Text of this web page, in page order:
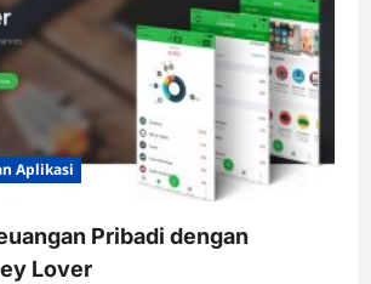
Aplikasi
Pribadi dengan
Lover